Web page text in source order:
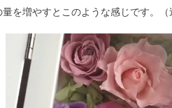
量を増やすとこのような感じです。（